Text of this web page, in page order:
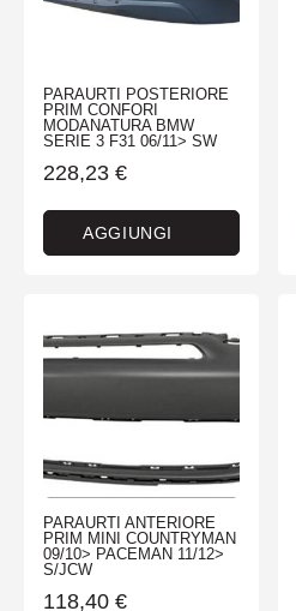
PARAURTI POSTERIORE
PRIM CONFORI
MODANATURA BMW
SERIE 3 F31 06/11> SW
228,23 €
AGGIUNGI
PARAURTI ANTERIORE
PRIM MINI COUNTRYMAN
09/10> PACEMAN 11/12>
S/JCW
118,40 €